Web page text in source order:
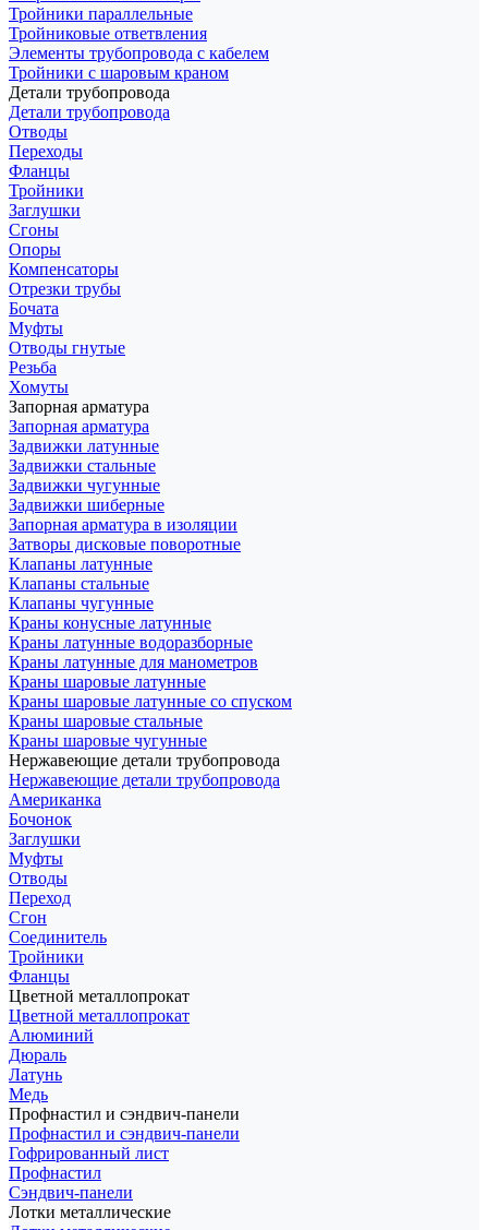
Тройники параллельные
Тройниковые ответвления
Элементы трубопровода с кабелем
Тройники с шаровым краном
Детали трубопровода
Детали трубопровода
Отводы
Переходы
Фланцы
Тройники
Заглушки
Сгоны
Опоры
Компенсаторы
Отрезки трубы
Бочата
Муфты
Отводы гнутые
Резьба
Хомуты
Запорная арматура
Запорная арматура
Задвижки латунные
Задвижки стальные
Задвижки чугунные
Задвижки шиберные
Запорная арматура в изоляции
Затворы дисковые поворотные
Клапаны латунные
Клапаны стальные
Клапаны чугунные
Краны конусные латунные
Краны латунные водоразборные
Краны латунные для манометров
Краны шаровые латунные
Краны шаровые латунные со спуском
Краны шаровые стальные
Краны шаровые чугунные
Нержавеющие детали трубопровода
Нержавеющие детали трубопровода
Американка
Бочонок
Заглушки
Муфты
Отводы
Переход
Сгон
Соединитель
Тройники
Фланцы
Цветной металлопрокат
Цветной металлопрокат
Алюминий
Дюраль
Латунь
Медь
Профнастил и сэндвич-панели
Профнастил и сэндвич-панели
Гофрированный лист
Профнастил
Сэндвич-панели
Лотки металлические